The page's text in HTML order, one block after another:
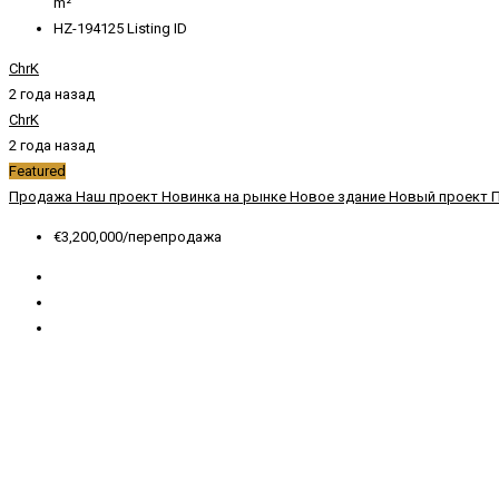
HZ-194125 Listing ID
ChrK
2 года назад
ChrK
2 года назад
Featured
Продажа Наш проект Новинка на рынке Новое здание Новый проект
€3,200,000/перепродажа